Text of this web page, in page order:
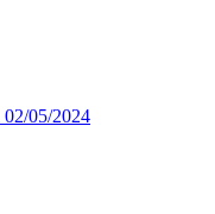
02/05/2024